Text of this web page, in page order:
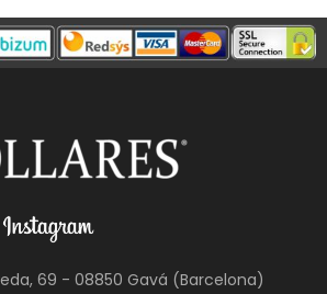
69 - 08850 Gavá (Barcelona)